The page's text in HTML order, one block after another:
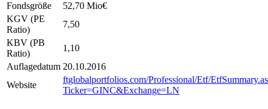
Fondsgröße
52,70 Mio€
KGV (PE
Ratio)
7,50
KBV (PB
Ratio)
1,10
Auflagedatum 20.10.2016
Website
ftglobalportfolios.com/Professional/Etf/
Ticker=GINC&Exchange=LN